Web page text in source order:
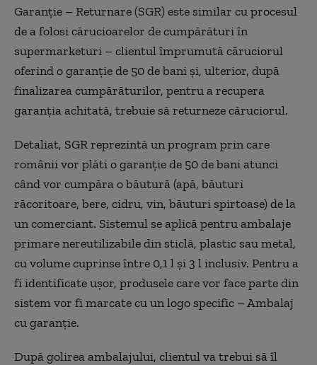
Garanție – Returnare (SGR) este similar cu procesul
de a folosi cărucioarelor de cumpărături în
supermarketuri – clientul împrumută căruciorul
oferind o garanție de 50 de bani și, ulterior, după
finalizarea cumpărăturilor, pentru a recupera
garanția achitată, trebuie să returneze căruciorul.
Detaliat, SGR reprezintă un program prin care
românii vor plăti o garanție de 50 de bani atunci
când vor cumpăra o băutură (apă, băuturi
răcoritoare, bere, cidru, vin, băuturi spirtoase) de la
un comerciant. Sistemul se aplică pentru ambalaje
primare nereutilizabile din sticlă, plastic sau metal,
cu volume cuprinse între 0,1 l şi 3 l inclusiv. Pentru a
fi identificate ușor, produsele care vor face parte din
sistem vor fi marcate cu un logo specific – Ambalaj
cu garanție.
După golirea ambalajului, clientul va trebui să îl